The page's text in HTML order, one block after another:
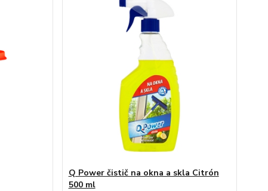
Q Power čistič na okna a skla Citrón
500 ml